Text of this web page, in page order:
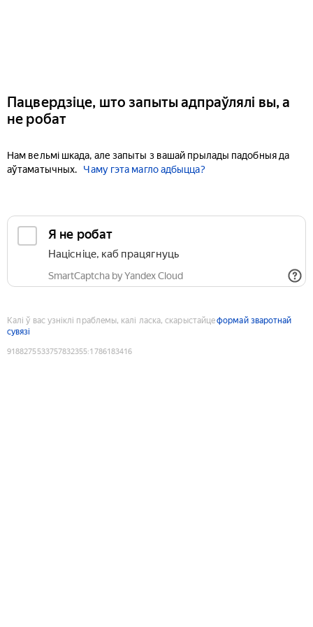
Пацвердзіце, што запыты адпраўлялі вы, а
не робат
Нам вельмі шкада, але запыты з вашай прылады падобныя да
аўтаматычных.
Чаму гэта магло адбыцца?
Я не робат
Націсніце, каб працягнуць
SmartCaptcha by Yandex Cloud
Калі ў вас узніклі праблемы, калі ласка, скарыстайцеформай зваротнай
сувязі
9188275533757832355:1786183416